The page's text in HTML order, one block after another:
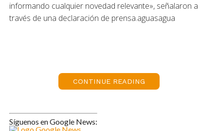
informando cualquier novedad relevante», señalaron a
través de una declaración de prensa.aguasagua
CONTINUE READING
Síguenos en Google News: